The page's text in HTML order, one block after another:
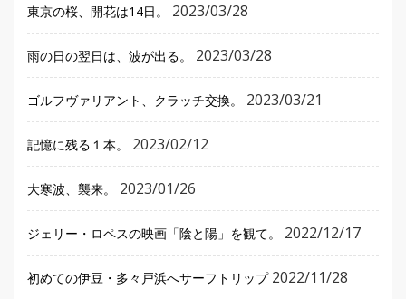
東京の桜、開花は14日。 2023/03/28
雨の日の翌日は、波が出る。 2023/03/28
ゴルフヴァリアント、クラッチ交換。 2023/03/21
記憶に残る１本。 2023/02/12
大寒波、襲来。 2023/01/26
ジェリー・ロペスの映画「陰と陽」を観て。 2022/12/17
初めての伊豆・多々戸浜へサーフトリップ 2022/11/28